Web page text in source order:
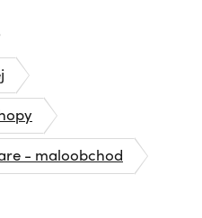
- maloobchod